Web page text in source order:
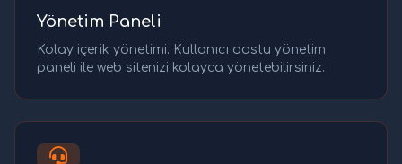
Yönetim Paneli
Kolay içerik yönetimi. Kullanıcı dostu yönetim
paneli ile web sitenizi kolayca yönetebilirsiniz.